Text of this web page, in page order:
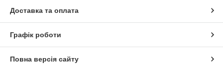
Доставка та оплата
Графік роботи
Повна версія сайту